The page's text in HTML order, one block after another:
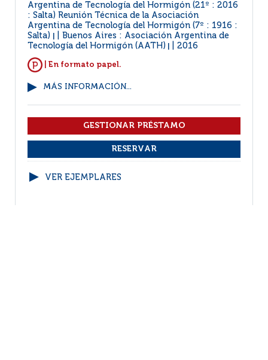
Argentina de Tecnología del Hormigón (21º : 2016
: Salta) Reunión Técnica de la Asociación
Argentina de Tecnología del Hormigón (7º : 1916 :
Salta)
Buenos Aires : Asociación Argentina de
Tecnología del Hormigón (AATH)
2016
| En formato papel.
MÁS INFORMACIÓN...
VER EJEMPLARES